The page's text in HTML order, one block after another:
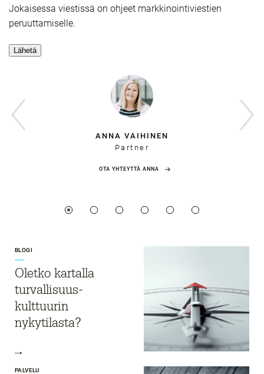
Jokaisessa viestissä on ohjeet markkinointiviestien
peruuttamiselle.
ANNA VAIHINEN
Partner
OTA YHTEYTTÄ ANNA
BLOGI
Oletko kartalla
turvallisuus­
kulttuurin
nykytilasta?
PALVELU